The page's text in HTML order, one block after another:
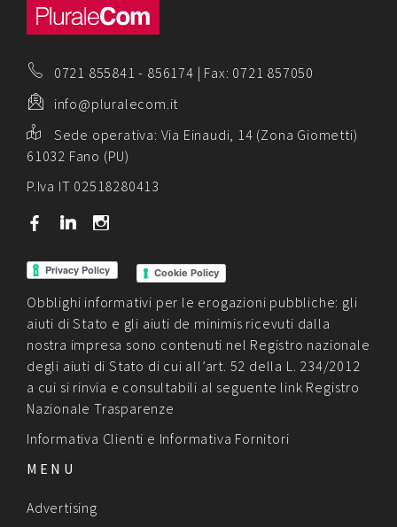
0721 855841 - 856174 | Fax: 0721 857050
info@pluralecom.it
Sede operativa: Via Einaudi, 14 (Zona Giometti)
61032 Fano (PU)
P.Iva IT 02518280413
b j x
Cookie Policy
Obblighi informativi per le erogazioni pubbliche: gli
aiuti di Stato e gli aiuti de minimis ricevuti dalla
nostra impresa sono contenuti nel Registro nazionale
degli aiuti di Stato di cui all’art. 52 della L. 234/2012
a cui si rinvia e consultabili al seguente link Registro
Nazionale Trasparenze
Informativa Clienti e Informativa Fornitori
MENU
Advertising